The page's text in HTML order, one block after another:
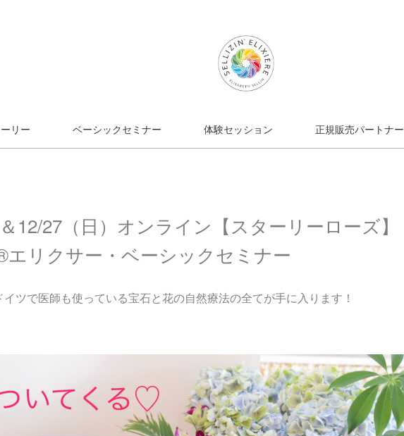
リー ベーシックセミナー 体験セッション 正規販売パートナー
12/27（日）オンライン【スターリーローズ】
リクサー・ベーシックセミナー
で医師も使っている宝石と花の自然療法の全てが手に入ります！